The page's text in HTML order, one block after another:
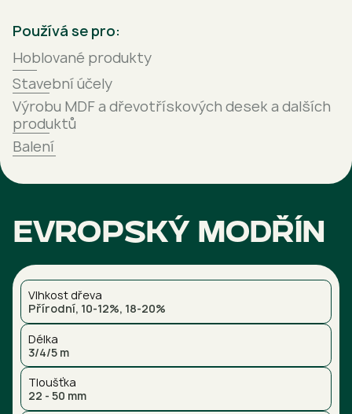
Používá se pro:
Hoblované produkty
Stavební účely
Výrobu MDF a dřevotřískových desek a dalších
produktů
Balení
Evropský modřín
Vlhkost dřeva
Přírodní, 10-12%, 18-20%
Délka
3/4/5 m
Tloušťka
22 - 50 mm